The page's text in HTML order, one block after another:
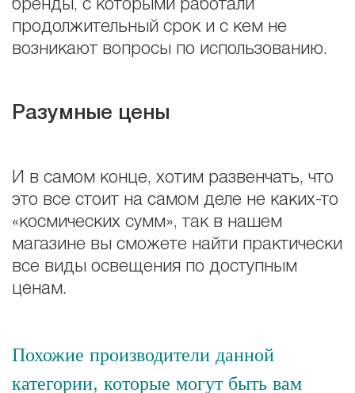
бренды, с которыми работали
продолжительный срок и с кем не
возникают вопросы по использованию.
Разумные цены
И в самом конце, хотим развенчать, что
это все стоит на самом деле не каких-то
«космических сумм», так в нашем
магазине вы сможете найти практически
все виды освещения по доступным
ценам.
Похожие производители данной
категории, которые могут быть вам